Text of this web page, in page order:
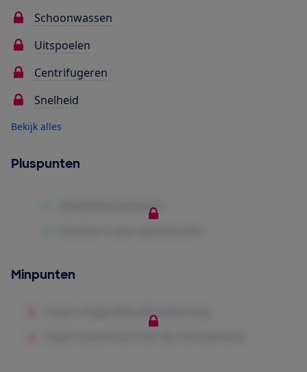
Schoonwassen
Uitspoelen
Centrifugeren
Snelheid
Bekijk alles
Pluspunten
Minpunten